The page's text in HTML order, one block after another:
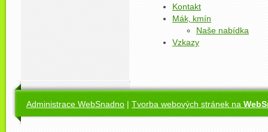
Kontakt
Mák‚ kmín
Naše nabídka
Vzkazy
Administrace WebSnadno | Tvorba webových stránek na